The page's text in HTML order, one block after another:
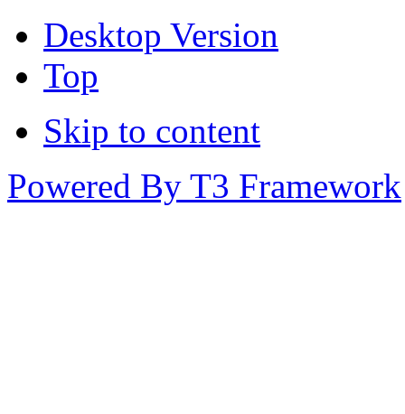
Desktop Version
Top
Skip to content
Powered By T3 Framework